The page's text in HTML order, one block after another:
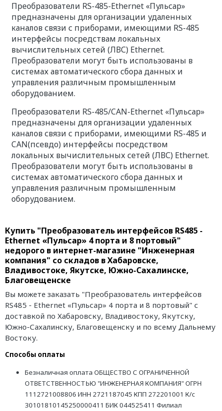
Преобразователи RS-485-Ethernet «Пульсар»
предназначены для организации удаленных
каналов связи с приборами, имеющими RS-485
интерфейсы посредствам локальных
вычислительных сетей (ЛВС) Ethernet.
Преобразователи могут быть использованы в
системах автоматического сбора данных и
управления различным промышленным
оборудованием.
Преобразователи RS-485/CAN-Ethernet «Пульсар»
предназначены для организации удаленных
каналов связи с приборами, имеющими RS-485 и
CAN(псевдо) интерфейсы посредством
локальных вычислительных сетей (ЛВС) Ethernet.
Преобразователи могут быть использованы в
системах автоматического сбора данных и
управления различным промышленным
оборудованием.
Купить "Преобразователь интерфейсов RS485 -
Ethernet «Пульсар» 4 порта и 8 портовый"
недорого в интернет-магазине "Инженерная
компания" со складов в Хабаровске,
Владивостоке, Якутске, Южно-Сахалинске,
Благовещенске
Вы можете заказать "Преобразователь интерфейсов
RS485 - Ethernet «Пульсар» 4 порта и 8 портовый" с
доставкой по Хабаровску, Владивостоку, Якутску,
Южно-Сахалинску, Благовещенску и по всему Дальнему
Востоку.
Способы оплаты
Безналичная оплата ОБЩЕСТВО С ОГРАНИЧЕННОЙ
ОТВЕТСТВЕННОСТЬЮ "ИНЖЕНЕРНАЯ КОМПАНИЯ" ОГРН
1112721008806 ИНН 2721187045 КПП 272201001 К/с
30101810145250000411 БИК 044525411 Филиал